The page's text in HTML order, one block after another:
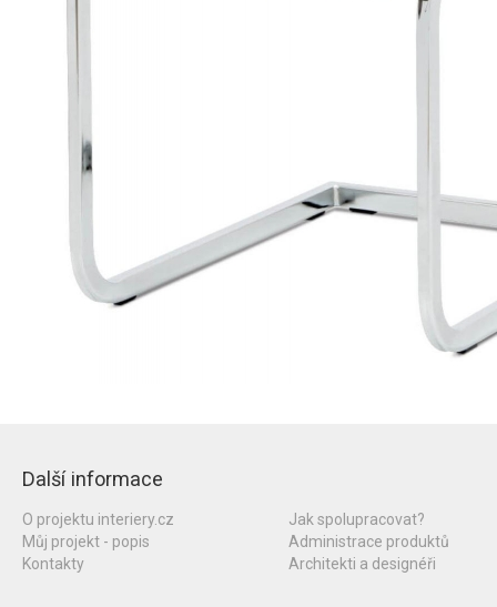
Další informace
O projektu interiery.cz
Můj projekt - popis
Kontakty
Jak spolupracovat?
Administrace produktů
Architekti a designéři